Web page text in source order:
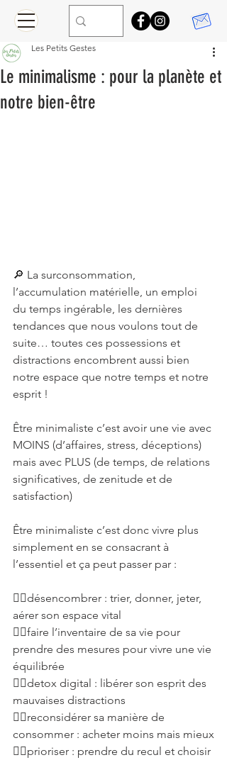
Le minimalisme : pour la planète et
notre bien-être
Les Petits Gestes
🔎 La surconsommation,
l’accumulation matérielle, un emploi
du temps ingérable, les dernières
tendances que nous voulons tout de
suite… toutes ces possessions et
distractions encombrent aussi bien
notre espace que notre temps et notre
esprit !
Être minimaliste c’est avoir une vie avec
MOINS (d’affaires, stress, déceptions)
mais avec PLUS (de temps, de relations
significatives, de zenitude et de
satisfaction)
Être minimaliste c’est donc vivre plus
simplement en se consacrant à
l’essentiel et ça peut passer par :
✋🏻désencombrer : trier, donner, jeter,
aérer son espace vital
✋🏻faire l’inventaire de sa vie pour
prendre des mesures pour vivre une vie
équilibrée
✋🏻detox digital : libérer son esprit des
mauvaises distractions
✋🏻reconsidérer sa manière de
consommer : acheter moins mais mieux
✋🏻prioriser : prendre du recul et choisir